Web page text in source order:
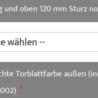
und oben 120 mm Sturz
Torblattfarbe außen